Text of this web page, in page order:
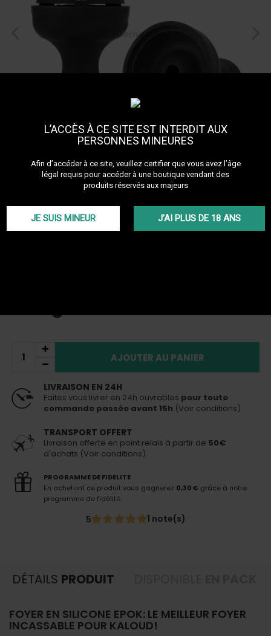
L’ACCÈS À CE SITE EST INTERDIT AUX
PERSONNES MINEURES
Afin d’accéder à ce site, veuillez certifier que vous avez l’âge
légal requis pour accéder à une boutique vendant des
produits réservés aux majeurs
JE SUIS MINEUR J’AI PLUS DE 18 ANS
Foyer Silicone EPOK
foyer-epok
Découvrir les autres produits de la marque Epok
AJOUTER AU PANIER
LIVRAISON EN 24H
Faites vous livrer en 24h ouvrables pour toute
commande passée avant 15h (Voir conditions)
TRANSPORT OFFERT
Livraison offerte en point relais à partir de 50€
d'achats (Voir conditions)
PROGRAMME DE FIDELITE
En achetant ce produit vous gagnerez 0,30 € grâce à notre
programme de fidélité.
5 1 note(s)
DÉTAILS PRODUIT
FOYER EN SILICONE EPOK: LE MEILLEUR FOYER
INCASSABLE POUR KALOUD!